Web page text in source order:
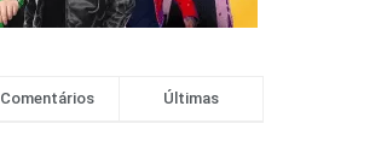
Comentários Últimas